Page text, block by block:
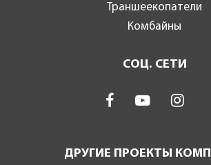
Траншеекопатели
Комбайны
СОЦ. СЕТИ
ДРУГИЕ ПРОЕКТЫ